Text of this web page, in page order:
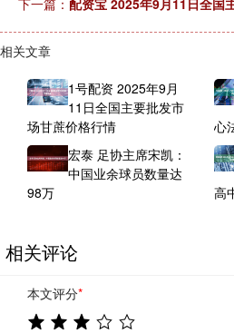
相关文章
1号配资 2025年9月
11日全国主要批发市
场甘蔗价格行情
心
宏泰 足协主席宋凯：
中国业余球员数量达
98万
高
相关评论
本文评分*